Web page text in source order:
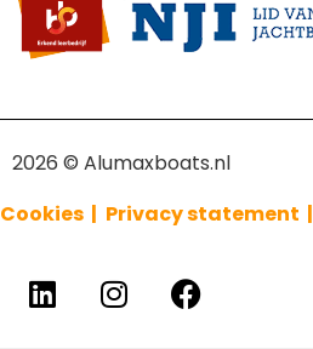
2026 © Alumaxboats.nl
Cookies | Privacy statement |